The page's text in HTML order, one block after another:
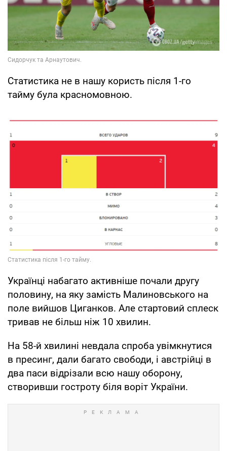
Статистика не в нашу користь після 1-го
тайму була красномовною.
Українці набагато активніше почали другу
половину, на яку замість Малиновського на
поле вийшов Циганков. Але стартовий сплеск
тривав не більш ніж 10 хвилин.
На 58-й хвилині невдала спроба увiмкнутися
в пресинг, дали багато свободи, і австрійці в
два паси відрізали всю нашу оборону,
створивши гостроту біля воріт України.